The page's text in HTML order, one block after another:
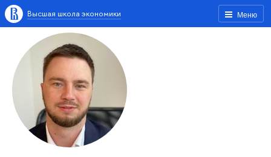
Меню
Высшая школа экономики